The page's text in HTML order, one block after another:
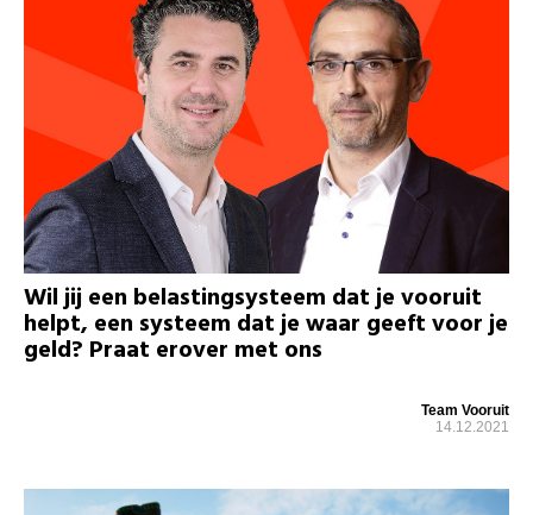
Wil jij een belastingsysteem dat je vooruit
helpt, een systeem dat je waar geeft voor je
geld? Praat erover met ons
Team Vooruit
14.12.2021